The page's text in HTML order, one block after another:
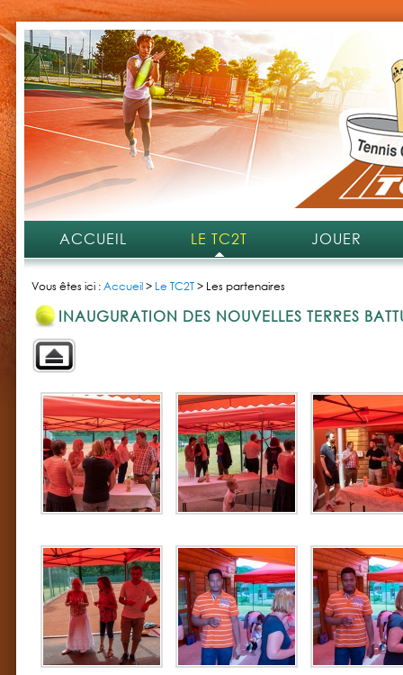
ACCUEIL LE TC2T JOUER
Vous êtes ici :Accueil> Le TC2T> Les partenaires
INAUGURATION DES NOUVELLES TERRES